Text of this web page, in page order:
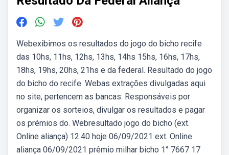
Webexibimos os resultados do jogo do bicho recife
das 10hs, 11hs, 12hs, 13hs, 14hs 15hs, 16hs, 17hs,
18hs, 19hs, 20hs, 21hs e da federal. Resultado do jogo
do bicho do recife. Webas extrações divulgadas aqui
no site, pertencem as bancas: Responsáveis por
organizar os sorteios, divulgar os resultados e pagar
os prémios do. Webresultado jogo do bicho (ext.
Online aliança) 12:40 hoje 06/09/2021 ext. Online
aliança 06/09/2021 prêmio milhar bicho 1° 7667 17